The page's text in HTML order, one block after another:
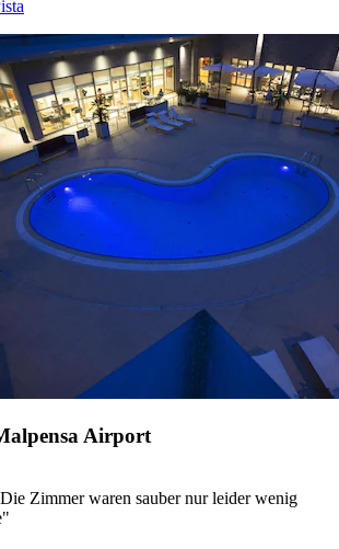
Airport
Zimmer waren sauber nur leider wenig